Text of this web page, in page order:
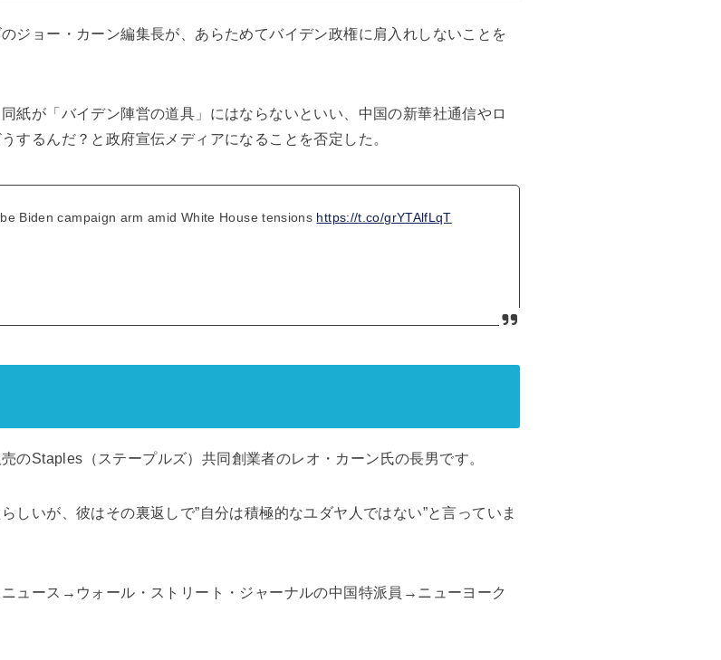
ジョー・カーン編集長が、あらためてバイデン政権に肩入れしないことを
紙が「バイデン陣営の道具」にはならないといい、中国の新華社通信やロ
するんだ？と政府宣伝メディアになることを否定した。
Biden campaign arm amid White House tensions https://t.co/grYTAlfLqT
のStaples（ステープルズ）共同創業者のレオ・カーン氏の長男です。
しいが、彼はその裏返しで”自分は積極的なユダヤ人ではない”と言っていま
ュース→ウォール・ストリート・ジャーナルの中国特派員→ニューヨーク